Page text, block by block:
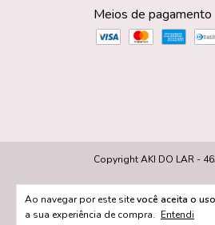
Ao navegar por este sitevocê aceita o
a sua experiência de compra. Entendi
Meios de pagamento
Copyright AKI DO LAR -